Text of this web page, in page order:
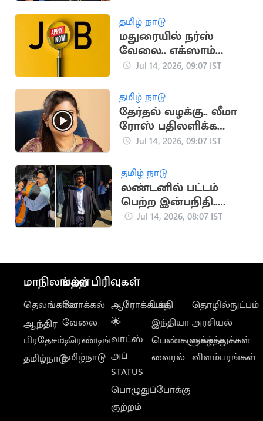
தமிழ் நாடு
மதுரையில் நர்ஸ்
வேலை.. எக்ஸாம்
கிடையாது
Jul 14, 2026, 09:07 IST
தமிழ் நாடு
தேர்தல் வழக்கு.. லீமா
ரோஸ் பதிலளிக்க
உத்தரவு
Jul 14, 2026, 09:07 IST
தமிழ் நாடு
லண்டனில் பட்டம்
பெற்ற இன்பநிதி..
கட்டியணைத்து
Jul 14, 2026, 08:07 IST
மாநிலங்கள்
தெலங்கானா
ஆந்திர
பிரதேசம்
தமிழ்நாடு
மற்ற பிரிவுகள்
லோக்கல்
வேலை
டிரெண்டிங்
தமிழ்நாடு
ஆரோக்கியம்
🌟
வாட்ஸ்
அப்
STATUS
பொழுதுப்போக்கு
குற்றம்
பக்தி
இந்தியா
பெண்களுக்காக
வைரல்
தொழில்நுட்பம்
அரசியல்
வாழ்த்துக்கள்
விளம்பரங்கள்